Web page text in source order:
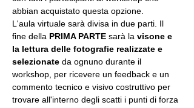
abbian acquistato questa opzione.
L'aula virtuale sarà divisa in due parti. Il
fine della PRIMA PARTE sarà la visone e
la lettura delle fotografie realizzate e
selezionate da ognuno durante il
workshop, per ricevere un feedback e un
commento tecnico e visivo costruttivo per
trovare all'interno degli scatti i punti di forza